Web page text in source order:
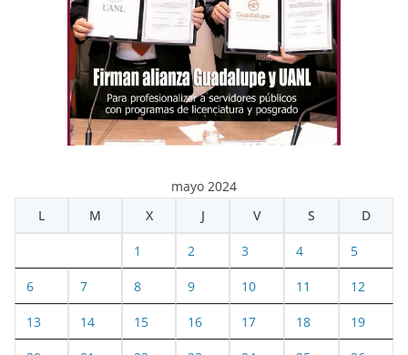
mayo 2024
L
M X J V S D
1 2 3 4 5
6 7 8 9 10 11 12
13 14 15 16 17 18 19